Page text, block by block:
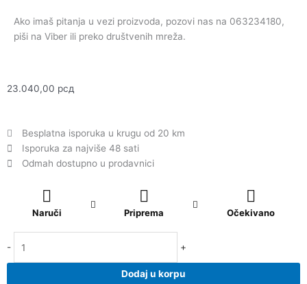
Ako imaš pitanja u vezi proizvoda, pozovi nas na 063234180,
piši na Viber ili preko društvenih mreža.
23.040,00 рсд
Besplatna isporuka u krugu od 20 km
Isporuka za najviše 48 sati
Odmah dostupno u prodavnici
Naruči Priprema Očekivano
-
kabina
gray
+
Dodaj u korpu